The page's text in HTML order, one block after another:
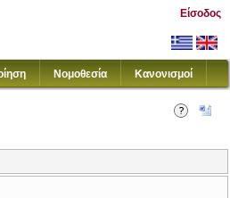
Είσοδος
Νομοθεσία Κανονισμοί